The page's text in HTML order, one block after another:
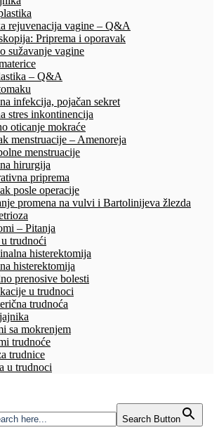
rejuvenacija vagine – Q&A
Priprema i oporavak
sužavanje vagine
– Q&A
infekcija, pojačan sekret
stres inkontinencija
oticanje mokraće
menstruacije – Amenoreja
menstruacije
hirurgija
priprema
posle operacije
promena na vulvi i Bartolinijeva žlezda
– Pitanja
trudnoći
histerektomija
histerektomija
prenosive bolesti
u trudnoci
trudnoća
sa mokrenjem
trudnoće
trudnice
u trudnoci
Search Button